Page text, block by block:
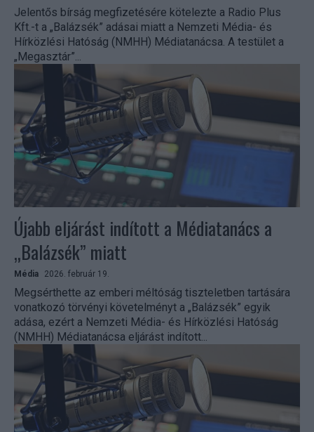
Jelentős bírság megfizetésére kötelezte a Radio Plus
Kft.-t a „Balázsék” adásai miatt a Nemzeti Média- és
Hírközlési Hatóság (NMHH) Médiatanácsa. A testület a
„Megasztár”...
Újabb eljárást indított a Médiatanács a
„Balázsék” miatt
Média 2026. február 19.
Megsérthette az emberi méltóság tiszteletben tartására
vonatkozó törvényi követelményt a „Balázsék” egyik
adása, ezért a Nemzeti Média- és Hírközlési Hatóság
(NMHH) Médiatanácsa eljárást indított...